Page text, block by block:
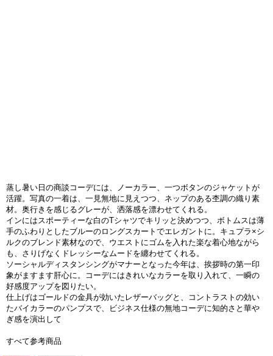
蒸し暑い日の商談コーデには、ノーカラー、一つボタンのジャケットが
活躍。写真の一着は、一見無地に見えつつ、ネップのある杢調の織り素
材。奥行きを感じるグレーが、洒落感を漂わせてくれる。
インにはスポーティーな白のTシャツでキリッと決めつつ、ボトムスは薄
手のふわりとしたブルーのロングスカートでエレガントに。キュプラ×シ
ルクのブレンド素材なので、ウエストにゴムを入れた楽な着心地ながら
も、さりげなくドレッシーなムードを纏わせてくれる。
ソーシャルディスタンシングがマナーとなった今年は、挨拶時の第一印
象がますます肝心に。コーデにはきれいなカラーを取り入れて、一瞬の
好感度アップを図りたい。
仕上げはゴールドの金具が効いたレザーバッグと、コントラストの効い
たバイカラーのパンプスで、ビジネス仕様の無地コーデに知的さと華や
ぎ感を演出して
すべて参考商品